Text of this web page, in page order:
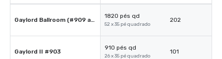
Gaylord Ballroom (#909 and #903)
1820 pés qd
52 x 35 pé quadrado
202
Gaylord II #903
910 pés qd
26 x 35 pé quadrado
101